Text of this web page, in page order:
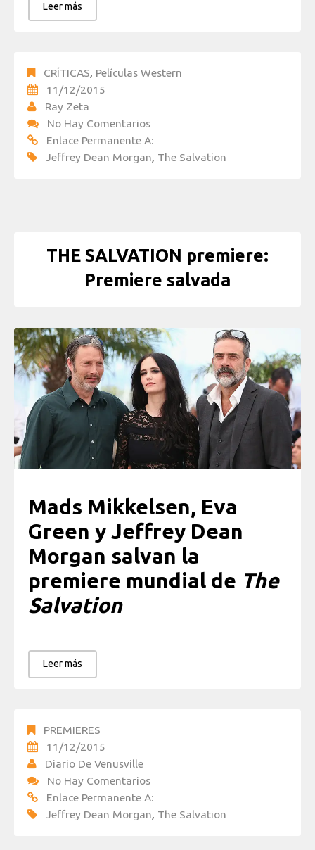
Leer más
CRÍTICAS, Películas Western
11/12/2015
Ray Zeta
No Hay Comentarios
Enlace Permanente A:
Jeffrey Dean Morgan, The Salvation
THE SALVATION premiere:
Premiere salvada
Mads Mikkelsen, Eva
Green y Jeffrey Dean
Morgan salvan la
premiere mundial de The
Salvation
Leer más
PREMIERES
11/12/2015
Diario De Venusville
No Hay Comentarios
Enlace Permanente A:
Jeffrey Dean Morgan, The Salvation